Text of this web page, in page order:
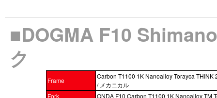
■DOGMA F10
ク
Frame
Carbon T1100 1K Nanoalloy Torayca THINK
/ メカニカル
Fork
ONDA F10 Carbon T1100 1K Nanoalloy TM